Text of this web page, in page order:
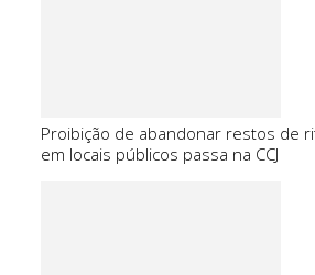
Proibição de abandonar restos de
em locais públicos passa na CCJ